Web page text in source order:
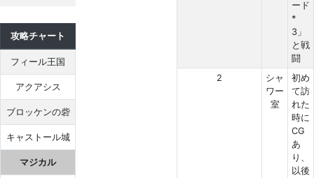
攻略チャート
フィール王国
アクアシス
ブロッケンの砦
キャストール城
マジカル
ード
*
3」
と戦
闘
2
シャ
ワー
室
初め
て訪
れた
時に
CG
あ
り、
以後